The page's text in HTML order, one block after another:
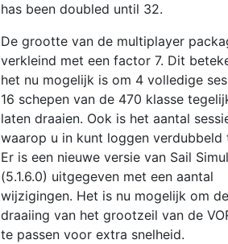
has been doubled until 32.
De grootte van de multiplayer
verkleind met een factor 7. Dit
het nu mogelijk is om 4 volledige
16 schepen van de 470 klasse
laten draaien. Ook is het aantal
waarop u in kunt loggen verdubbeld
Er is een nieuwe versie van Sail
(5.1.6.0) uitgegeven met een aantal
wijzigingen. Het is nu mogelijk om de
draaiing van het grootzeil van de
te passen voor extra snelheid.